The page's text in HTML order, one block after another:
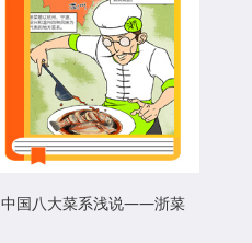
中国八大菜系浅说——浙菜